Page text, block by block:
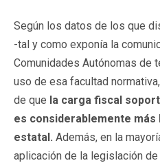
Según los datos de los que
-tal y como exponía la
Comunidades Autónomas de
uso de esa facultad
de que la carga fiscal
es considerablemente más
estatal. Además, en la
aplicación de la legislación